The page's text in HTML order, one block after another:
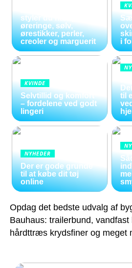
styler du hænge
øreringe, sølv,
ørestikker, perler,
creoler og marguerit
i
KVINDE
Selvtillid og komfort
– fordelene ved godt
lingeri
til
NYHEDER
Der er gode grunde
til at købe dit tøj
online
Opdag det bedste udvalg af
Bauhaus: trailerbund, vandfast
hårdttræs krydsfiner og meget